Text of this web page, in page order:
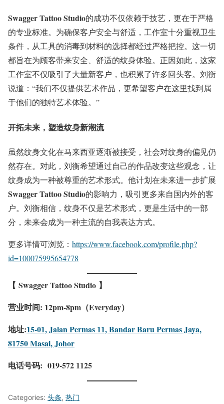
Swagger Tattoo Studio的成功不仅依赖于技艺，更在于严格
的专业标准。为确保客户安全与舒适，工作室十分重视卫生
条件，从工具的消毒到材料的选择都经过严格把控。这一切
都旨在为顾客带来安全、舒适的纹身体验。正因如此，这家
工作室不仅吸引了大量新客户，也积累了许多回头客。刘衡
说道：“我们不仅提供艺术作品，更希望客户在这里找到属
于他们的独特艺术体验。”
开拓未来，塑造纹身新潮流
虽然纹身文化在马来西亚逐渐被接受，社会对纹身的偏见仍
然存在。对此，刘衡希望通过自己的作品改变这些观念，让
纹身成为一种被尊重的艺术形式。他计划在未来进一步扩展
Swagger Tattoo Studio的影响力，吸引更多来自国内外的客
户。刘衡相信，纹身不仅是艺术形式，更是生活中的一部
分，未来会成为一种主流的自我表达方式。
更多详情可浏览： https://www.facebook.com/profile.php?
id=100075995654778
【 Swagger Tattoo Studio 】
营业时间: 12pm-8pm（Everyday）
地址:15-01, Jalan Permas 11, Bandar Baru Permas Jaya,
81750 Masai, Johor
电话号码: 019-572 1125
Categories: 头条, 热门